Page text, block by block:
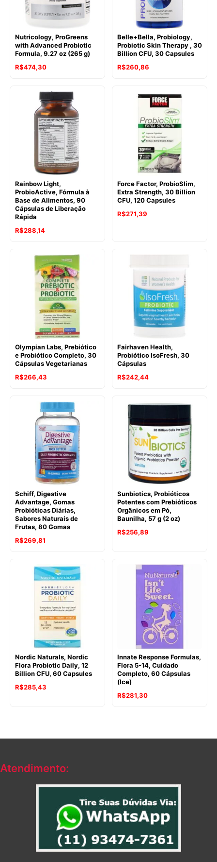
Nutricology, ProGreens
with Advanced Probiotic
Formula, 9.27 oz (265 g)
R$474,30
Belle+Bella, Probiology,
Probiotic Skin Therapy , 30
Billion CFU, 30 Capsules
R$260,86
Rainbow Light,
ProbioActive, Fórmula à
Base de Alimentos, 90
Cápsulas de Liberação
Rápida
R$288,14
Force Factor, ProbioSlim,
Extra Strength, 30 Billion
CFU, 120 Capsules
R$271,39
Olympian Labs, Prebiótico
e Probiótico Completo, 30
Cápsulas Vegetarianas
R$266,43
Fairhaven Health,
Probiótico IsoFresh, 30
Cápsulas
R$242,44
Schiff, Digestive
Advantage, Gomas
Probióticas Diárias,
Sabores Naturais de
Frutas, 80 Gomas
R$269,81
Sunbiotics, Probióticos
Potentes com Prebióticos
Orgânicos em Pó,
Baunilha, 57 g (2 oz)
R$256,89
Nordic Naturals, Nordic
Flora Probiotic Daily, 12
Billion CFU, 60 Capsules
R$285,43
Innate Response Formulas,
Flora 5-14, Cuidado
Completo, 60 Cápsulas
(Ice)
R$281,30
Atendimento: